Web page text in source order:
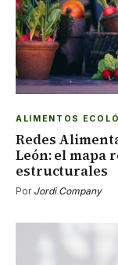
ALIMENTOS
Redes
León: el mapa
estructurales
Por Jordi Company